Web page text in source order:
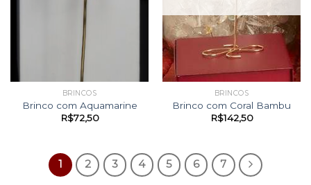
BRINCOS
Brinco com Aquamarine
R$72,50
BRINCOS
Brinco com Coral Bambu
R$142,50
1 2 3 4 5 6 7